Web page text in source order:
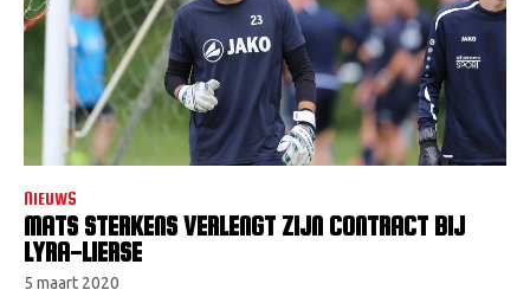
NIEUWS
MATS STERKENS VERLENGT ZIJN CONTRACT BIJ
LYRA-LIERSE
5 maart 2020